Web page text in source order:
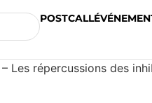
POSTCALL
Les répercussions des